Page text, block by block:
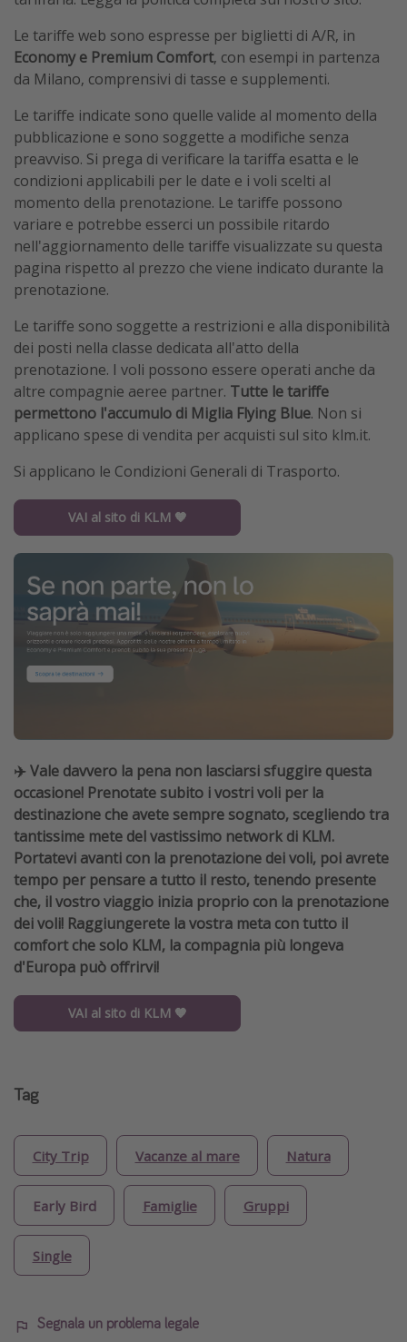
Le tariffe web sono espresse per biglietti di A/R, in
Economy e Premium Comfort, con esempi in partenza
da Milano, comprensivi di tasse e supplementi.
Le tariffe indicate sono quelle valide al momento della
pubblicazione e sono soggette a modifiche senza
preavviso. Si prega di verificare la tariffa esatta e le
condizioni applicabili per le date e i voli scelti al
momento della prenotazione. Le tariffe possono
variare e potrebbe esserci un possibile ritardo
nell'aggiornamento delle tariffe visualizzate su questa
pagina rispetto al prezzo che viene indicato durante la
prenotazione.
Le tariffe sono soggette a restrizioni e alla disponibilità
dei posti nella classe dedicata all'atto della
prenotazione. I voli possono essere operati anche da
altre compagnie aeree partner. Tutte le tariffe
permettono l'accumulo di Miglia Flying Blue. Non si
applicano spese di vendita per acquisti sul sito klm.it.
Si applicano le Condizioni Generali di Trasporto.
VAI al sito di KLM 🧡
✈️ Vale davvero la pena non lasciarsi sfuggire questa
occasione! Prenotate subito i vostri voli per la
destinazione che avete sempre sognato, scegliendo tra
tantissime mete del vastissimo network di KLM.
Portatevi avanti con la prenotazione dei voli, poi avrete
tempo per pensare a tutto il resto, tenendo presente
che, il vostro viaggio inizia proprio con la prenotazione
dei voli! Raggiungerete la vostra meta con tutto il
comfort che solo KLM, la compagnia più longeva
d'Europa può offrirvi!
VAI al sito di KLM 🧡
Tag
City Trip Vacanze al mare Natura
Early Bird Famiglie Gruppi
Single
Segnala un problema legale